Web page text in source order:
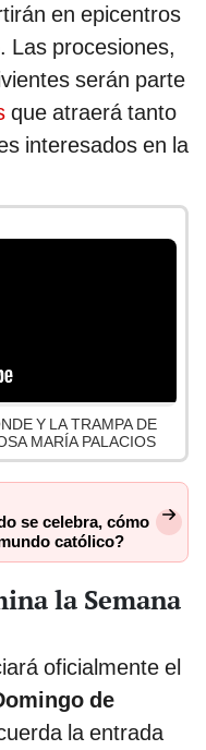
en epicentros
Las procesiones,
serán parte
que atraerá tanto
interesados en la
Y LA TRAMPA DE
MARÍA PALACIOS
se celebra, cómo
católico?
la Semana
oficialmente el
de
la entrada